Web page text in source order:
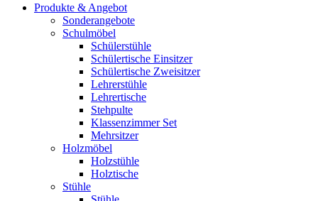
Produkte & Angebot
Sonderangebote
Schulmöbel
Schülerstühle
Schülertische Einsitzer
Schülertische Zweisitzer
Lehrerstühle
Lehrertische
Stehpulte
Klassenzimmer Set
Mehrsitzer
Holzmöbel
Holzstühle
Holztische
Stühle